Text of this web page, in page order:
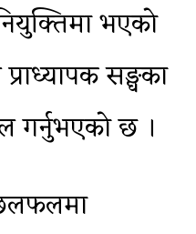
भएको
सङ्घका
गर्नुभएको छ ।